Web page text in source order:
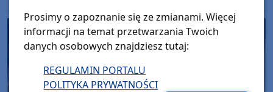
Prosimy o zapoznanie się ze zmianami. Więcej
informacji na temat przetwarzania Twoich
danych osobowych znajdziesz tutaj:
REGULAMIN PORTALU
POLITYKA PRYWATNOŚCI